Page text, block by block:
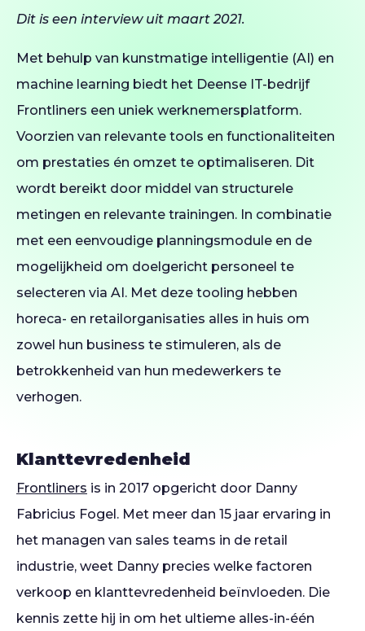
Dit is een interview uit maart 2021.
Met behulp van kunstmatige intelligentie (AI) en
machine learning biedt het Deense IT-bedrijf
Frontliners een uniek werknemersplatform.
Voorzien van relevante tools en functionaliteiten
om prestaties én omzet te optimaliseren. Dit
wordt bereikt door middel van structurele
metingen en relevante trainingen. In combinatie
met een eenvoudige planningsmodule en de
mogelijkheid om doelgericht personeel te
selecteren via AI. Met deze tooling hebben
horeca- en retailorganisaties alles in huis om
zowel hun business te stimuleren, als de
betrokkenheid van hun medewerkers te
verhogen.
Klanttevredenheid
Frontliners is in 2017 opgericht door Danny
Fabricius Fogel. Met meer dan 15 jaar ervaring in
het managen van sales teams in de retail
industrie, weet Danny precies welke factoren
verkoop en klanttevredenheid beïnvloeden. Die
kennis zette hij in om het ultieme alles-in-één